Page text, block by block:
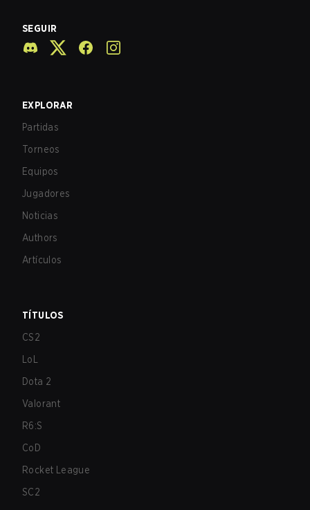
SEGUIR
EXPLORAR
Partidas
Torneos
Equipos
Jugadores
Noticias
Authors
Artículos
TÍTULOS
CS2
LoL
Dota 2
Valorant
R6:S
CoD
Rocket League
SC2